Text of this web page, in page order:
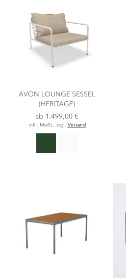
AVON LOUNGE SESSEL
(HERITAGE)
ab 1.499,00 €
inkl. MwSt., zzgl. Versand